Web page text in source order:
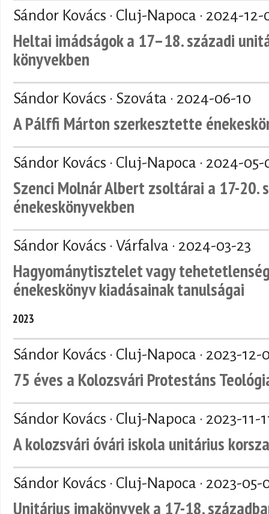
Sándor Kovács · Cluj-Napoca · 2024-12-
Heltai imádságok a 17–18. századi
könyvekben
Sándor Kovács · Szováta · 2024-06-10
A Pálffi Márton szerkesztette
Sándor Kovács · Cluj-Napoca · 2024-05-
Szenci Molnár Albert zsoltárai a 17-20.
énekeskönyvekben
Sándor Kovács · Várfalva · 2024-03-23
Hagyománytisztelet vagy
énekeskönyv kiadásainak tanulságai
2023
Sándor Kovács · Cluj-Napoca · 2023-12-
75 éves a Kolozsvári Protestáns
Sándor Kovács · Cluj-Napoca · 2023-11-
A kolozsvári óvári iskola unitárius
Sándor Kovács · Cluj-Napoca · 2023-05-
Unitárius imakönyvek a 17-18.